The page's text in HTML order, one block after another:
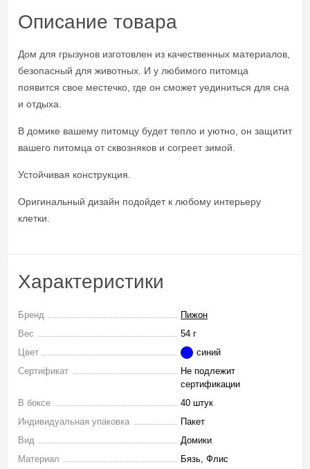
Описание товара
Дом для грызунов изготовлен из качественных материалов,
безопасный для животных. И у любимого питомца
появится свое местечко, где он сможет уединиться для сна
и отдыха.
В домике вашему питомцу будет тепло и уютно, он защитит
вашего питомца от сквозняков и согреет зимой.
Устойчивая конструкция.
Оригинальный дизайн подойдет к любому интерьеру
клетки.
Характеристики
Бренд
Пижон
Вес
54 г
Цвет
синий
Сертификат
Не подлежит
сертификации
В боксе
40 штук
Индивидуальная упаковка
Пакет
Вид
Домики
Материал
Бязь, Флис